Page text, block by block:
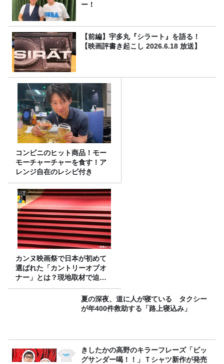
ー！
【前編】宇多丸『シラート』を語る！
【映画評書き起こし 2026.6.18 放送】
コンビニのヒット商品！モー
モーチャーチャーを食す！ア
レンジ自在のレシピ付き
カンヌ映画祭で日本が初めて
選ばれた「カントリーオブオ
ナー」とは？現地取材で迫る
選出の意味
夏の深夜、道に人が寝ている タクシー
が年400件救助する「路上寝込み」
きしたかの高野のキラーフレーズ「ビッ
グサンダー喝！！」Ｔシャツ新作が発売